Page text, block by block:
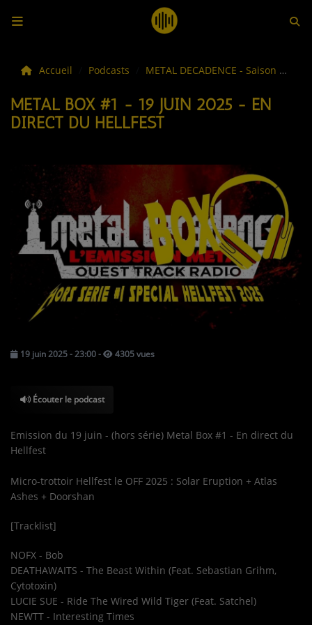
LES ACTUS
LA MUSIQUE
C'ÉTAIT QUOI CE TITRE ?
LES WEBRADIOS
LES EMISSIONS
LA GRILLE DES PROGRAMMES
TOUTES LES ÉMISSIONS
C'EST QUOI CETTE RADIO ?
LES ATELIERS PÉDAGOGIQUES
TRACK
PARTICIPEZ
LE T'CHAT
LES JEUX-CONCOURS
Accueil Podcasts METAL DECADENCE - Saison #16
METAL BOX #1 - 19 JUIN 2025 - EN
DIRECT DU HELLFEST
19 juin 2025 - 23:00- 4305 vues
Écouter le podcast
Emission du 19 juin - (hors série) Metal Box #1 - En direct du
Hellfest
Micro-trottoir Hellfest le OFF 2025 : Solar Eruption + Atlas
Ashes + Doorshan
[Tracklist]
NOFX - Bob
DEATHAWAITS - The Beast Within (Feat. Sebastian Grihm,
Cytotoxin)
LUCIE SUE - Ride The Wired Wild Tiger (Feat. Satchel)
NEWTT - Interesting Times